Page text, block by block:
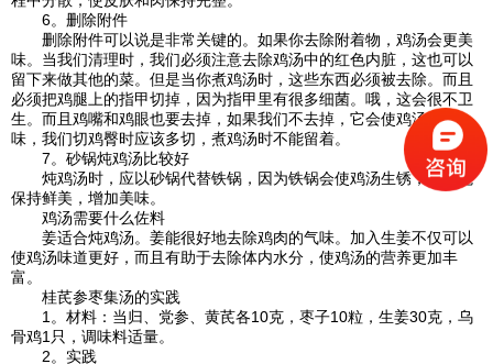
6。删除附件
删除附件可以说是非常关键的。如果你去除附着物，鸡汤会更美
味。当我们清理时，我们必须注意去除鸡汤中的红色内脏，这也可以
留下来做其他的菜。但是当你煮鸡汤时，这些东西必须被去除。而且
必须把鸡腿上的指甲切掉，因为指甲里有很多细菌。哦，这会很不卫
生。而且鸡嘴和鸡眼也要去掉，如果我们不去掉，它会使鸡汤有异
味，我们切鸡臀时应该多切，煮鸡汤时不能留着。
7。砂锅炖鸡汤比较好
炖鸡汤时，应以砂锅代替铁锅，因为铁锅会使鸡汤生锈，砂锅能
保持鲜美，增加美味。
鸡汤需要什么佐料
姜适合炖鸡汤。姜能很好地去除鸡肉的气味。加入生姜不仅可以
使鸡汤味道更好，而且有助于去除体内水分，使鸡汤的营养更加丰
富。
桂芪参枣集汤的实践
1。材料：当归、党参、黄芪各10克，枣子10粒，生姜30克，乌
骨鸡1只，调味料适量。
2。实践